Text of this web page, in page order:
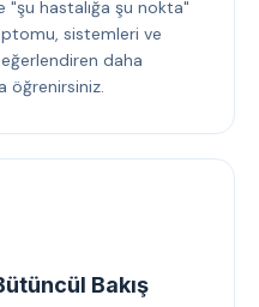
"şu hastalığa şu nokta"
sistemleri ve
daha
öğrenirsiniz.
Bakış